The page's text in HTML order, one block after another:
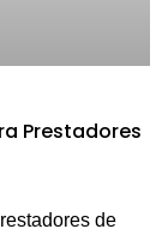
Prestadores
de